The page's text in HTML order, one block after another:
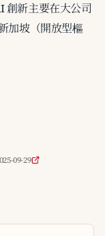
創新主要在大公司
加坡（開放型樞
09-29